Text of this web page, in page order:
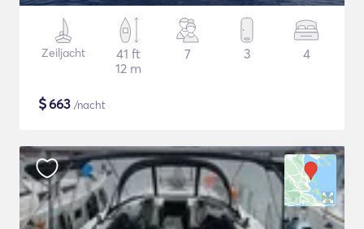
Zeiljacht
41 ft
12 m
7 3 4
$663 /nacht